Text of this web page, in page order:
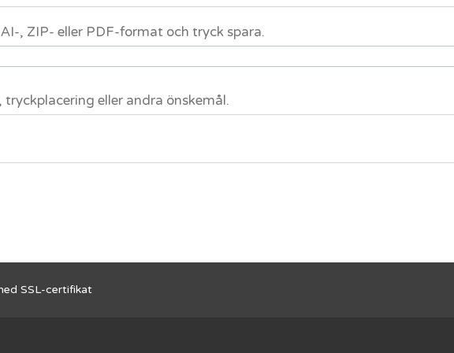
, ZIP- eller PDF-format och tryck spara.
eller andra önskemål.
SSL-certifikat